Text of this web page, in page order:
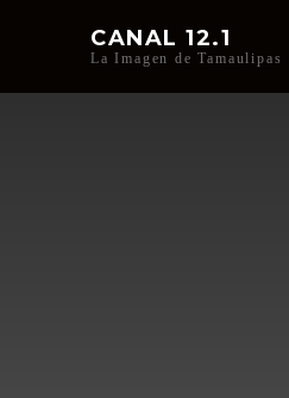
CANAL 12.1
La Imagen de Tamaulipas